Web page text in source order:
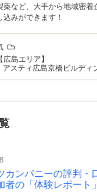
薬など、大手から地域密着
みができます！
【広島エリア】
アスティ広島京橋ビルディ
カンパニーの評判
者の「体験レポート